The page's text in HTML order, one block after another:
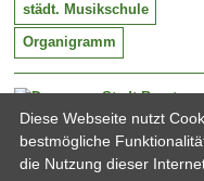
Stadt Barntrup
Mittelstraße 38
32683 Barntrup
Tel:
städt. Musikschule
Organigramm
Diese Webseite nutzt
bestmögliche
die Nutzung dieser